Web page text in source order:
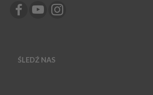
ŚLEDŹ NAS